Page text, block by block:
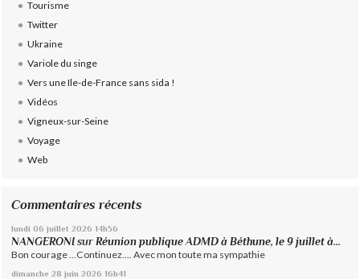
Tourisme
Twitter
Ukraine
Variole du singe
Vers une Ile-de-France sans sida !
Vidéos
Vigneux-sur-Seine
Voyage
Web
Commentaires récents
lundi 06 juillet 2026 14h56
NANGERONI surRéunion publique ADMD à Béthune, le 9 juillet à...
Bon courage ...Continuez.... Avec mon toute ma sympathie
dimanche 28 juin 2026 16h41